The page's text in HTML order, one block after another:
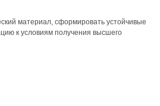
материал, сформировать устойчивые
к условиям получения высшего